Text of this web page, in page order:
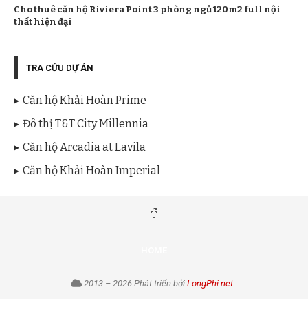
Cho thuê căn hộ Riviera Point 3 phòng ngủ 120m2 full nội
thất hiện đại
TRA CỨU DỰ ÁN
Căn hộ Khải Hoàn Prime
Đô thị T&T City Millennia
Căn hộ Arcadia at Lavila
Căn hộ Khải Hoàn Imperial
2013 – 2026 Phát triển bởi LongPhi.net.